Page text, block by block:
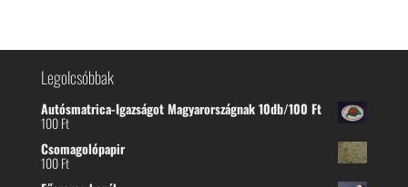
Legolcsóbbak
Autósmatrica-Igazságot Magyarországnak 10db/100 Ft
100Ft
Csomagolópapir
100Ft